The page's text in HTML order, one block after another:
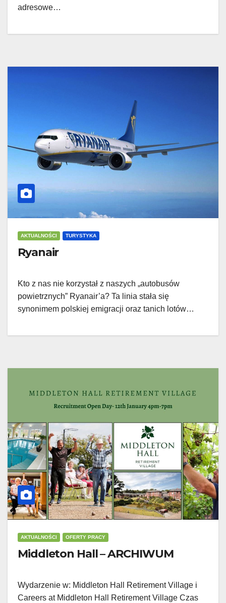
adresowe…
AKTUALNOŚCI TURYSTYKA
Ryanair
Kto z nas nie korzystał z naszych „autobusów
powietrznych” Ryanair’a? Ta linia stała się
synonimem polskiej emigracji oraz tanich lotów…
AKTUALNOŚCI OFERTY PRACY
Middleton Hall – ARCHIWUM
Wydarzenie w: Middleton Hall Retirement Village i
Careers at Middleton Hall Retirement Village Czas